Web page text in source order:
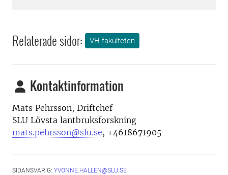
Relaterade sidor: VH-fakulteten
Kontaktinformation
Mats Pehrsson, Driftchef
SLU Lövsta lantbruksforskning
mats.pehrsson@slu.se, +4618671905
SIDANSVARIG: YVONNE.HALLEN@SLU.SE